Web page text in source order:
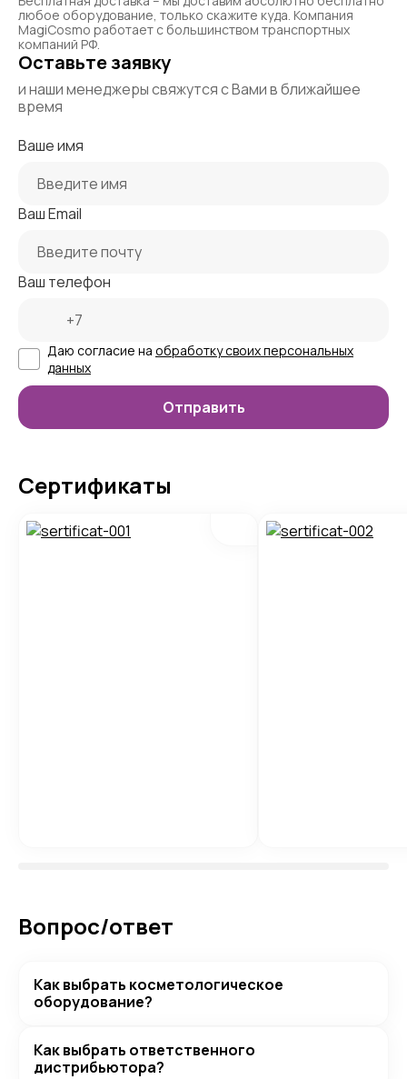
любое оборудование, только скажите куда. Компания
MagiCosmo работает с большинством транспортных
компаний РФ.
Оставьте заявку
и наши менеджеры свяжутся с Вами в ближайшее
время
Ваше имя
Ваш Email
Ваш телефон
Даю согласие на обработку своих персональных
данных
Сертификаты
Вопрос/ответ
Как выбрать косметологическое
оборудование?
Как выбрать ответственного
дистрибьютора?